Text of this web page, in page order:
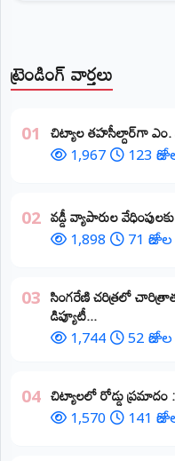
ట్రెండింగ్ వార్తలు
01 ​చిట్యాల తహసీల్దార్‌గా
1,967 123
02 వడ్డీ వ్యాపారుల
1,898 71
03 ​సింగరేణి చరిత్రలో
డిప్యూటీ...
1,744 52
04 చిట్యాలలో రోడ్డు
1,570 141